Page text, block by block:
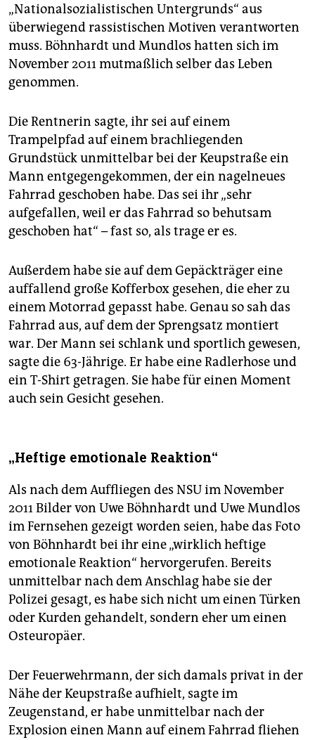
„Nationalsozialistischen Untergrunds“ aus
überwiegend rassistischen Motiven verantworten
muss. Böhnhardt und Mundlos hatten sich im
November 2011 mutmaßlich selber das Leben
genommen.
Die Rentnerin sagte, ihr sei auf einem
Trampelpfad auf einem brachliegenden
Grundstück unmittelbar bei der Keupstraße ein
Mann entgegengekommen, der ein nagelneues
Fahrrad geschoben habe. Das sei ihr „sehr
aufgefallen, weil er das Fahrrad so behutsam
geschoben hat“ – fast so, als trage er es.
Außerdem habe sie auf dem Gepäckträger eine
auffallend große Kofferbox gesehen, die eher zu
einem Motorrad gepasst habe. Genau so sah das
Fahrrad aus, auf dem der Sprengsatz montiert
war. Der Mann sei schlank und sportlich gewesen,
sagte die 63-Jährige. Er habe eine Radlerhose und
ein T-Shirt getragen. Sie habe für einen Moment
auch sein Gesicht gesehen.
„Heftige emotionale Reaktion“
Als nach dem Auffliegen des NSU im November
2011 Bilder von Uwe Böhnhardt und Uwe Mundlos
im Fernsehen gezeigt worden seien, habe das Foto
von Böhnhardt bei ihr eine „wirklich heftige
emotionale Reaktion“ hervorgerufen. Bereits
unmittelbar nach dem Anschlag habe sie der
Polizei gesagt, es habe sich nicht um einen Türken
oder Kurden gehandelt, sondern eher um einen
Osteuropäer.
Der Feuerwehrmann, der sich damals privat in der
Nähe der Keupstraße aufhielt, sagte im
Zeugenstand, er habe unmittelbar nach der
Explosion einen Mann auf einem Fahrrad fliehen